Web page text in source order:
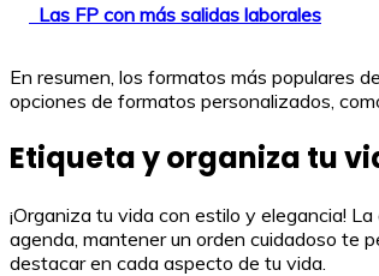
Las FP con más salidas laborales
En resumen, los formatos más populares
opciones de formatos personalizados,
Etiqueta y organiza tu
¡Organiza tu vida con estilo y elegancia!
agenda, mantener un orden cuidadoso te
destacar en cada aspecto de tu vida.